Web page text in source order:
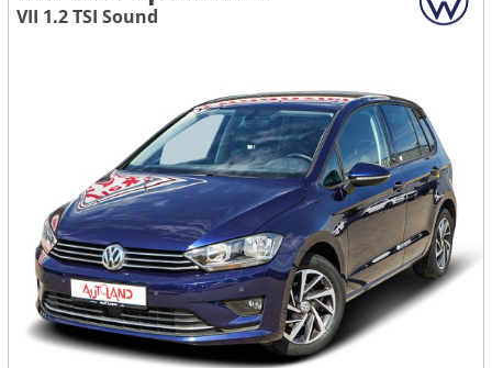
VII 1.2 TSI Sound